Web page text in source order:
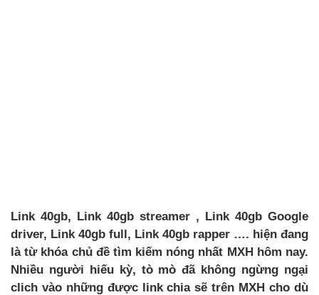
Link 40gb, Link 40gb streamer , Link 40gb Google
driver, Link 40gb full, Link 40gb rapper …. hiện đang
là từ khóa chủ đề tìm kiếm nóng nhất MXH hôm nay.
Nhiều người hiếu kỳ, tò mò đã không ngừng ngại
clich vào những được link chia sẽ trên MXH cho dù